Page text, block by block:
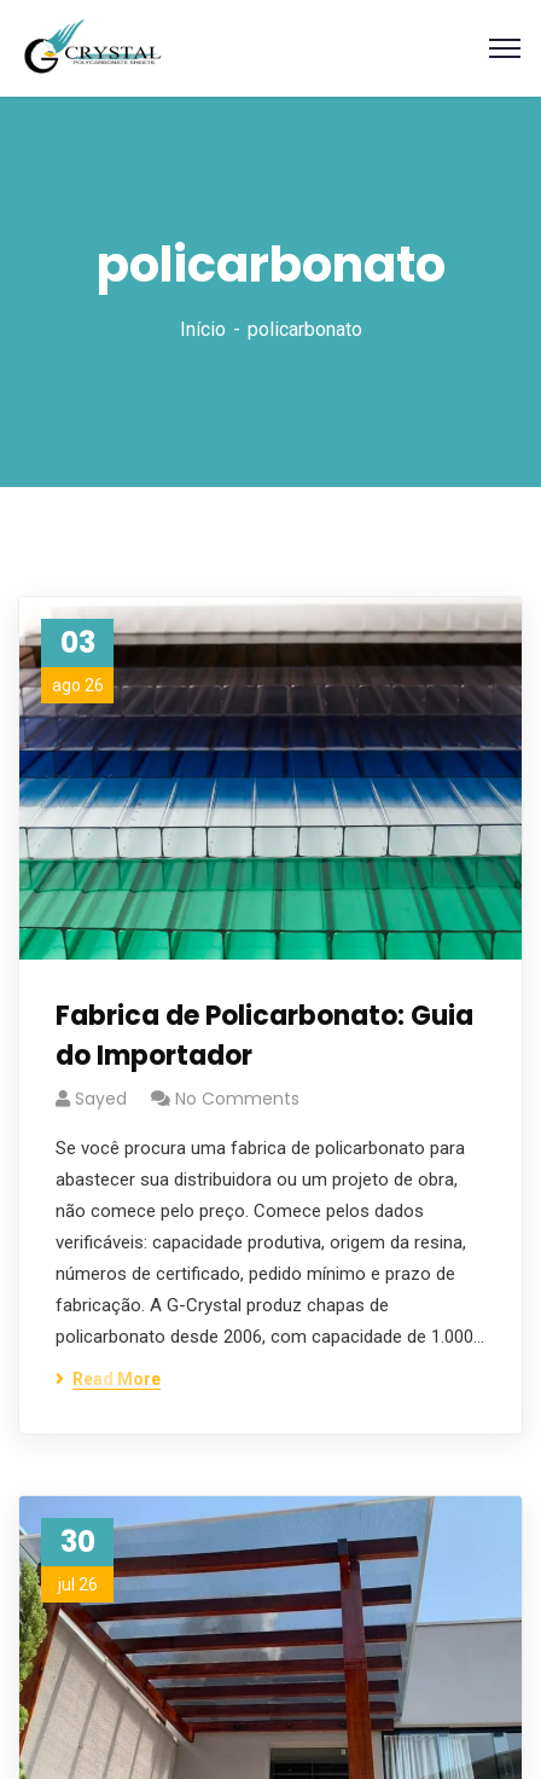
policarbonato
Início policarbonato
03
ago 26
Fabrica de Policarbonato: Guia
do Importador
Sayed No Comments
Se você procura uma fabrica de policarbonato para
abastecer sua distribuidora ou um projeto de obra,
não comece pelo preço. Comece pelos dados
verificáveis: capacidade produtiva, origem da resina,
números de certificado, pedido mínimo e prazo de
fabricação. A G-Crystal produz chapas de
policarbonato desde 2006, com capacidade de 1.000…
Read More
30
jul 26